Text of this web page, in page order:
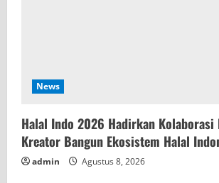
News
Halal Indo 2026 Hadirkan
Kreator Bangun Ekosistem Halal
admin Agustus 8, 2026